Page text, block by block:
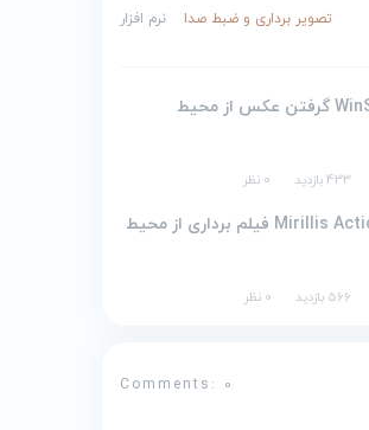
تصویر برداری و ضبط صدا نرم افزار
WinSnap 6.2.2 گرفتن عکس از محیط
433 بازدید 0 نظر
Mirillis Action 4.45.0 فیلم برداری از محیط
566 بازدید 0 نظر
Comments: 0